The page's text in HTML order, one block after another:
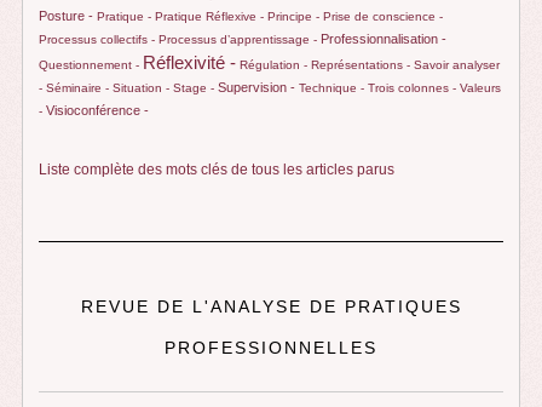
Posture - Pratique - Pratique Réflexive - Principe - Prise de conscience -
Processus collectifs - Processus d’apprentissage - Professionnalisation -
Questionnement - Réflexivité - Régulation - Représentations - Savoir analyser
- Séminaire - Situation - Stage - Supervision - Technique - Trois colonnes - Valeurs
- Visioconférence -
Liste complète des mots clés de tous les articles parus
REVUE DE L'ANALYSE DE PRATIQUES
PROFESSIONNELLES